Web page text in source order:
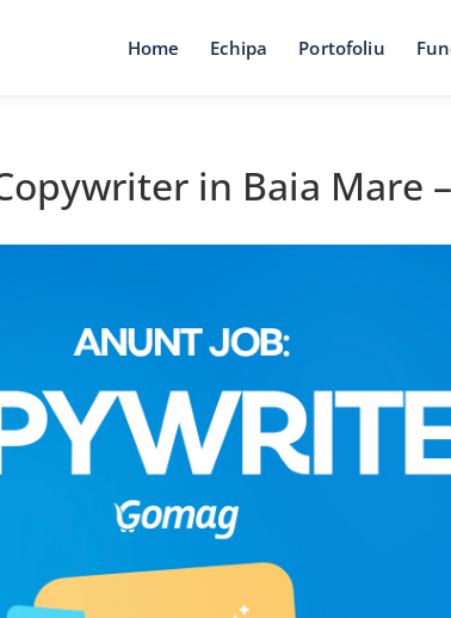
Home Echipa Portofoliu
in Baia Mare